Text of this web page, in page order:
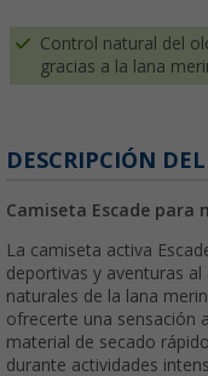
Control natural del
gracias a la lana
DESCRIPCIÓN
Camiseta Escade para
La camiseta activa
deportivas y aventuras
naturales de la lana
ofrecerte una sensación
material de secado
durante actividades